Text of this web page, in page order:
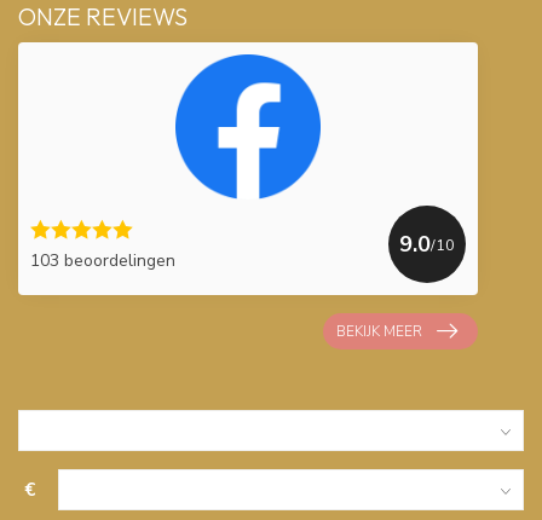
ONZE REVIEWS
103 beoordelingen
9.0/10
BEKIJK MEER
€